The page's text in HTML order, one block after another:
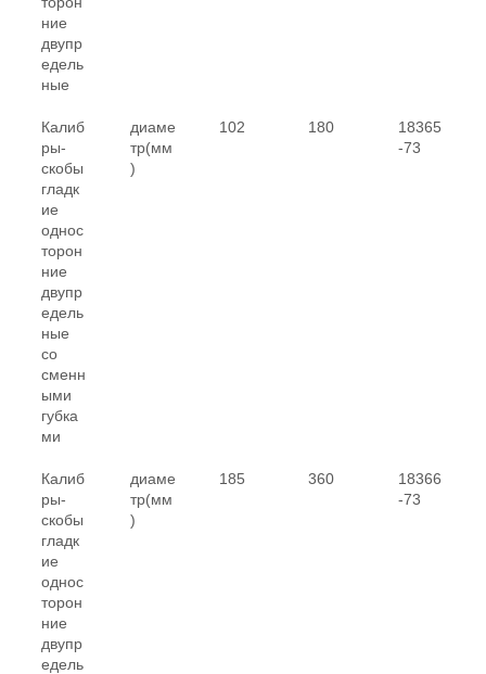
ние
двупр
едель
ные
Калиб
ры-
скобы
гладк
ие
однос
торон
ние
двупр
едель
ные
со
сменн
ыми
губка
ми
диаме
тр(мм
)
102 180
18365
-73
Калиб
ры-
скобы
гладк
ие
однос
торон
ние
двупр
едель
диаме
тр(мм
)
185 360
18366
-73